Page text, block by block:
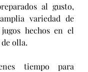
al gusto,
variedad de
hechos en el
olla.
tiempo para